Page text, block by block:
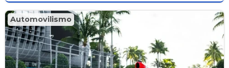
Automovilismo